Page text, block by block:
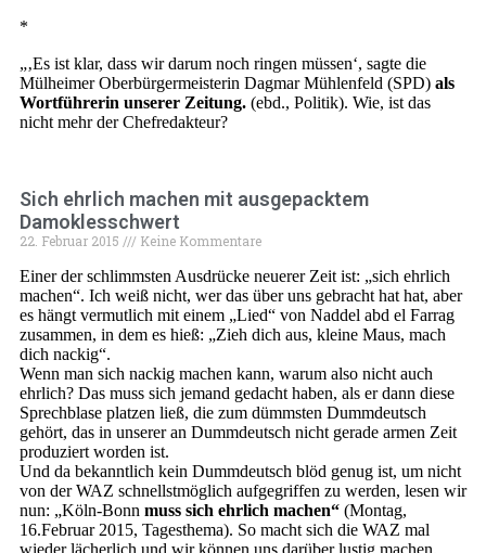
*
„‚Es ist klar, dass wir darum noch ringen müssen‘, sagte die
Mülheimer Oberbürgermeisterin Dagmar Mühlenfeld (SPD) als
Wortführerin unserer Zeitung. (ebd., Politik). Wie, ist das
nicht mehr der Chefredakteur?
Sich ehrlich machen mit ausgepacktem
Damoklesschwert
22. Februar 2015 Keine Kommentare
Einer der schlimmsten Ausdrücke neuerer Zeit ist: „sich ehrlich
machen“. Ich weiß nicht, wer das über uns gebracht hat hat, aber
es hängt vermutlich mit einem „Lied“ von Naddel abd el Farrag
zusammen, in dem es hieß: „Zieh dich aus, kleine Maus, mach
dich nackig“.
Wenn man sich nackig machen kann, warum also nicht auch
ehrlich? Das muss sich jemand gedacht haben, als er dann diese
Sprechblase platzen ließ, die zum dümmsten Dummdeutsch
gehört, das in unserer an Dummdeutsch nicht gerade armen Zeit
produziert worden ist.
Und da bekanntlich kein Dummdeutsch blöd genug ist, um nicht
von der WAZ schnellstmöglich aufgegriffen zu werden, lesen wir
nun: „Köln-Bonn muss sich ehrlich machen“ (Montag,
16.Februar 2015, Tagesthema). So macht sich die WAZ mal
wieder lächerlich und wir können uns darüber lustig machen.